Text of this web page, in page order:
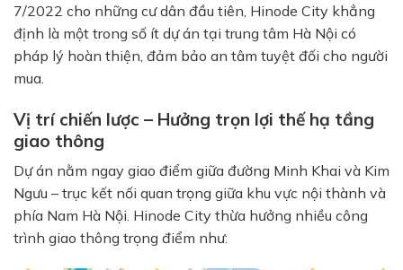
7/2022 cho những cư dân đầu tiên, Hinode City khẳng
định là một trong số ít dự án tại trung tâm Hà Nội có
pháp lý hoàn thiện, đảm bảo an tâm tuyệt đối cho người
mua.
Vị trí chiến lược – Hưởng trọn lợi thế hạ tầng
giao thông
Dự án nằm ngay giao điểm giữa đường Minh Khai và Kim
Ngưu – trục kết nối quan trọng giữa khu vực nội thành và
phía Nam Hà Nội. Hinode City thừa hưởng nhiều công
trình giao thông trọng điểm như: